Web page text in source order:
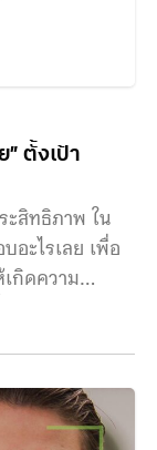
มสงครามราคา
วลาเพียงครึ่ง
ฒนาและปฏิรูป
สำหรับ
ส่งเสริมความ
ค้าต้องตกลง
ตรฐาน เช่น
ราคาที่ชัดเจน
” ตั้งเป้า
ะสิทธิภาพ ใน
อะไรเลย เพื่อ
กิดความ
ป็นส่วนสำคัญ
กหลาย